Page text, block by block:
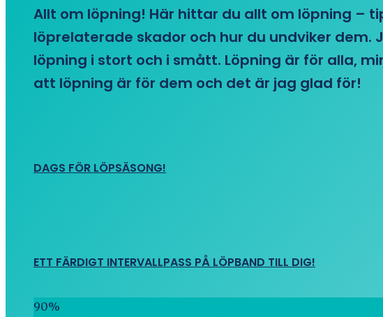
Allt om löpning! Här hittar du allt om löpning –
löprelaterade skador och hur du undviker
löpning i stort och i smått. Löpning är för alla,
att löpning är för dem och det är jag glad för!
DAGS FÖR LÖPSÄSONG!
ETT FÄRDIGT INTERVALLPASS PÅ LÖPBAND TILL DIG!
90%